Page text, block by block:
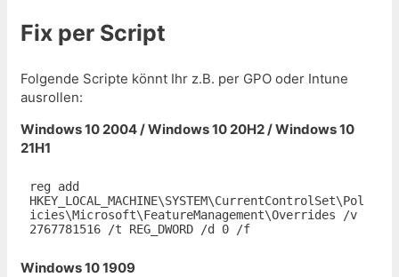
Fix per Script
Folgende Scripte könnt Ihr z.B. per GPO oder Intune
ausrollen:
Windows 10 2004 / Windows 10 20H2 / Windows 10
21H1
reg add
HKEY_LOCAL_MACHINE\SYSTEM\CurrentControlSet\Pol
icies\Microsoft\FeatureManagement\Overrides /v
2767781516 /t REG_DWORD /d 0 /f
Windows 10 1909